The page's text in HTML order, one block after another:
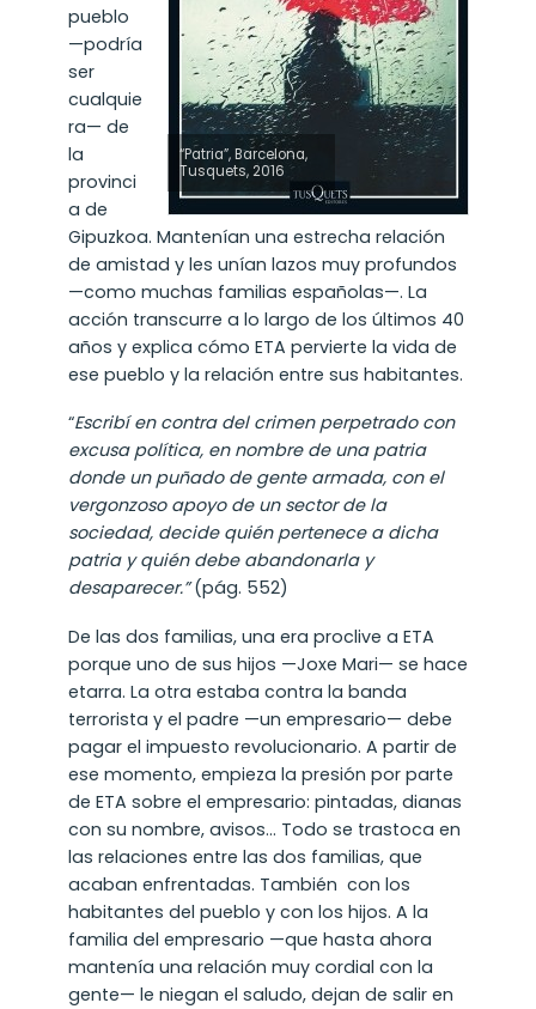
“Patria”, Barcelona,
Tusquets, 2016
pueblo
—podría
ser
cualquie
ra— de
la
provinci
a de
Gipuzkoa. Mantenían una estrecha relación
de amistad y les unían lazos muy profundos
—como muchas familias españolas—. La
acción transcurre a lo largo de los últimos 40
años y explica cómo ETA pervierte la vida de
ese pueblo y la relación entre sus habitantes.
“Escribí en contra del crimen perpetrado con
excusa política, en nombre de una patria
donde un puñado de gente armada, con el
vergonzoso apoyo de un sector de la
sociedad, decide quién pertenece a dicha
patria y quién debe abandonarla y
desaparecer.”(pág. 552)
De las dos familias, una era proclive a ETA
porque uno de sus hijos —Joxe Mari— se hace
etarra. La otra estaba contra la banda
terrorista y el padre —un empresario— debe
pagar el impuesto revolucionario. A partir de
ese momento, empieza la presión por parte
de ETA sobre el empresario: pintadas, dianas
con su nombre, avisos… Todo se trastoca en
las relaciones entre las dos familias, que
acaban enfrentadas. También con los
habitantes del pueblo y con los hijos. A la
familia del empresario —que hasta ahora
mantenía una relación muy cordial con la
gente— le niegan el saludo, dejan de salir en